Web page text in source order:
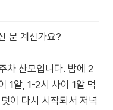
분 계신가요?
차 산모입니다. 밤에 2
1알, 1-2시 사이 1알 먹
이 다시 시작되서 저녁